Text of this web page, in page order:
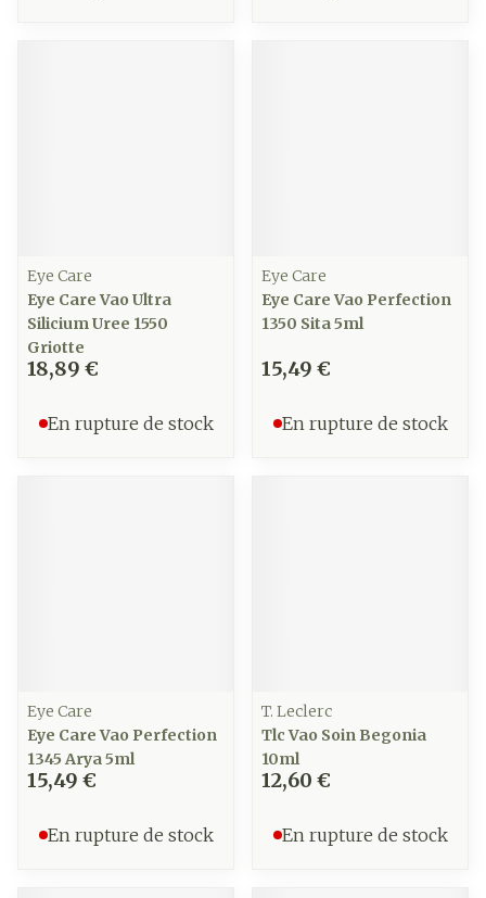
Eye Care
Eye Care Vao Ultra
Silicium Uree 1550
Griotte
18,89 €
En rupture de stock
Eye Care
Eye Care Vao Perfection
1350 Sita 5ml
15,49 €
En rupture de stock
Eye Care
Eye Care Vao Perfection
1345 Arya 5ml
15,49 €
En rupture de stock
T. Leclerc
Tlc Vao Soin Begonia
10ml
12,60 €
En rupture de stock